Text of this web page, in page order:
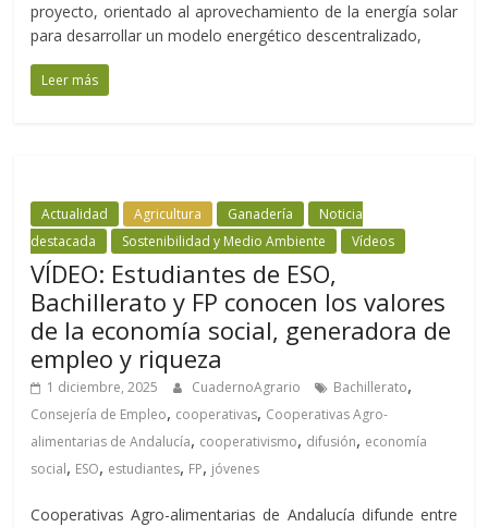
proyecto, orientado al aprovechamiento de la energía solar
para desarrollar un modelo energético descentralizado,
Leer más
Actualidad Agricultura Ganadería
Noticia
destacada
Sostenibilidad y Medio Ambiente Vídeos
VÍDEO: Estudiantes de ESO,
Bachillerato y FP conocen los valores
de la economía social, generadora de
empleo y riqueza
1 diciembre, 2025 CuadernoAgrario Bachillerato,
Consejería de Empleo, cooperativas, Cooperativas Agro-
alimentarias de Andalucía, cooperativismo, difusión, economía
social, ESO, estudiantes, FP, jóvenes
Cooperativas Agro-alimentarias de Andalucía difunde entre